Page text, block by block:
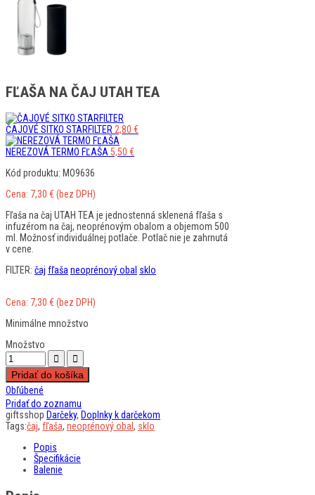
FĽAŠA NA ČAJ UTAH TEA
ČAJOVÉ SITKO STARFILTER 2,80 €
NEREZOVÁ TERMO FĽAŠA 5,50 €
Kód produktu: MO9636
Cena: 7,30 €(bez DPH)
Fľaša na čaj UTAH TEA je jednostenná sklenená fľaša s
infuzérom na čaj, neoprénovým obalom a objemom 500
ml. Možnosť individuálnej potlače. Potlač nie je zahrnutá
v cene.
FILTER: čaj fľaša neoprénový obal sklo
Cena: 7,30 €(bez DPH)
Minimálne množstvo
Množstvo
Pridať do košíka
Obľúbené
Pridať do zoznamu
giftsshop Darčeky, Doplnky k darčekom
Tags:čaj, fľaša, neoprénový obal , sklo
Popis
Špecifikácie
Balenie